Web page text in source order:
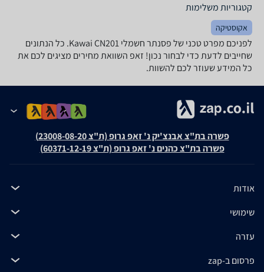
קטגוריות משלימות
אקוסטיקה
לפניכם מפרט טכני של ‏פסנתר חשמלי Kawai CN201. כל הנתונים
שחייבים לדעת כדי לבחור נכון! זאפ השוואת מחירים מציגים לכם את
כל המידע שעוזר לכם להשוות.
פשרה בת"צ אבנצ'יק נ' זאפ גרופ (ת"צ 23008-08-20)
פשרה בת"צ כהנים נ' זאפ גרופ (ת"צ 60371-12-19)
אודות
שימושי
עזרה
פרסום ב-zap